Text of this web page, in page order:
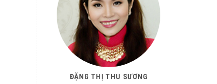
ĐẶNG THỊ THU SƯƠNG